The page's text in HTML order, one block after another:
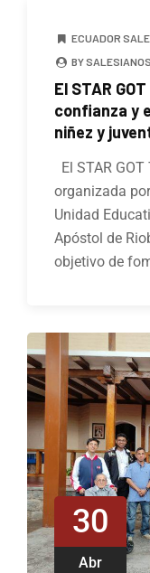
ECUADOR
BY
El STAR
confianza y
niñez y
El STAR
organizada
Unidad
Apóstol de
objetivo de
30
Abr